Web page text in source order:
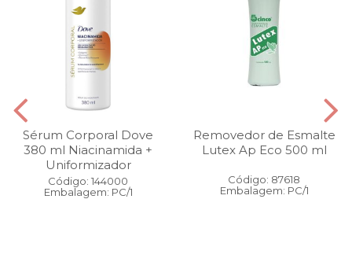
Sérum Corporal Dove
380 ml Niacinamida +
Uniformizador
Código: 144000
Embalagem: PC/1
Removedor de Esmalte
Lutex Ap Eco 500 ml
Código: 87618
Embalagem: PC/1